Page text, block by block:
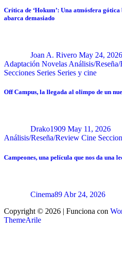
Crítica de ‘Hokum’: Una atmósfera
abarca demasiado
Joan A. Rivero May 24, 2026
Adaptación Novelas Análisis/
Secciones Series Series y cine
Off Campus, la llegada al olimpo de un
Drako1909 May 11, 2026
Análisis/Reseña/Review Cine
Campeones, una película que nos da una
Cinema89 Abr 24, 2026
Copyright © 2026 | Funciona con
ThemeArile